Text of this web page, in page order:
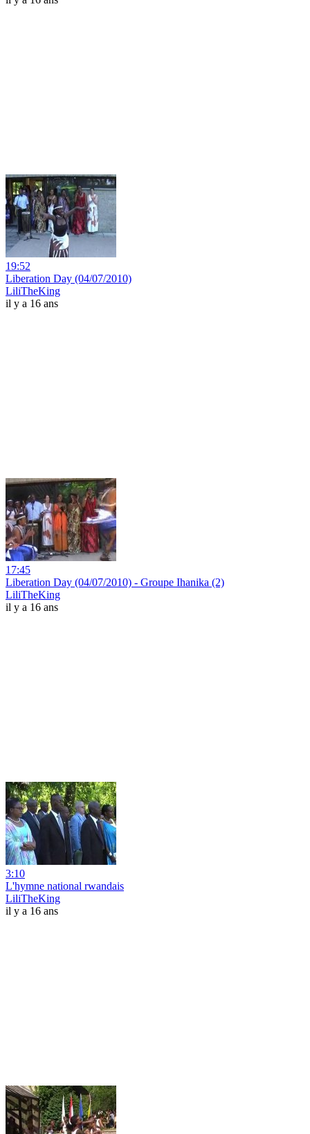
19:52
Liberation Day (04/07/2010)
LiliTheKing
il y a 16 ans
17:45
Liberation Day (04/07/2010) - Groupe Ihanika (2)
LiliTheKing
il y a 16 ans
3:10
L'hymne national rwandais
LiliTheKing
il y a 16 ans